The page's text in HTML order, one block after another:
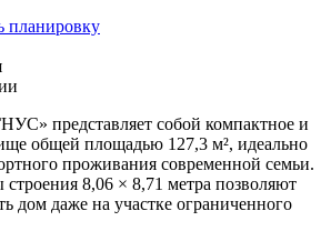
планировку
представляет собой компактное и
общей площадью 127,3 м², идеально
проживания современной семьи.
8,06 × 8,71 метра позволяют
дом даже на участке ограниченного